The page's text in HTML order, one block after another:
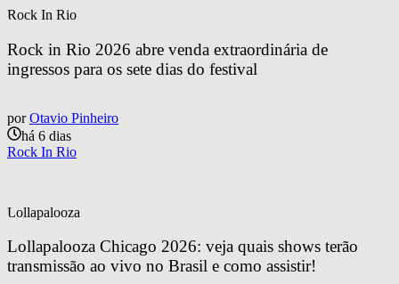
Rock In Rio
Rock in Rio 2026 abre venda extraordinária de
ingressos para os sete dias do festival
por Otavio Pinheiro
há 6 dias
Rock In Rio
Lollapalooza
Lollapalooza Chicago 2026: veja quais shows terão
transmissão ao vivo no Brasil e como assistir!